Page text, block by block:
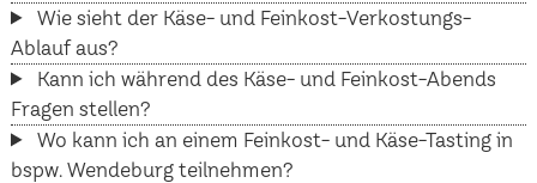
Wie sieht der Käse- und Feinkost-Verkostungs-
Ablauf aus?
Kann ich während des Käse- und Feinkost-Abends
Fragen stellen?
Wo kann ich an einem Feinkost- und Käse-Tasting in
bspw. Wendeburg teilnehmen?